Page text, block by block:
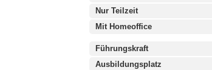
Nur Teilzeit
Mit Homeoffice
Führungskraft
Ausbildungsplatz